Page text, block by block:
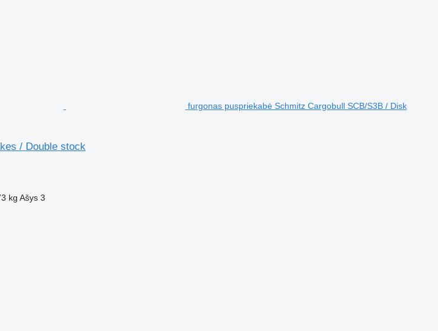
furgonas puspriekabė Schmitz Cargobull SCB/S3B / Disk
/ Double stock
kg Ašys 3